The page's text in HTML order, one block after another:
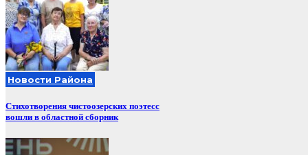
Новости Района
Стихотворения чистоозерских поэтесс
вошли в областной сборник